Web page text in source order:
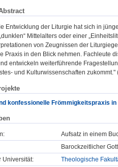
Entwicklung der Liturgie hat sich in
Mittelalters oder einer
von Zeugnissen der
Praxis in den Blick nehmen. Fachleute
entwickeln weiterführende
und Kulturwissenschaften zukommt."
konfessionelle Frömmigkeitspraxis
Aufsatz in einem
Barockzeitlicher
Universität:
Theologische